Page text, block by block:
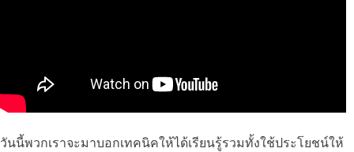
วันนี้พวกเราจะมาบอกเทคนิคให้ได้เรียนรู้รวมทั้งใช้ประโยชน์ให้